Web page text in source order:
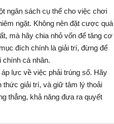
ngân sách cụ thể cho việc chơi
ngặt. Không nên đặt cược quá
mà hãy chia nhỏ vốn để tăng cơ
đích chính là giải trí, đừng để
cá nhân.
lực về việc phải trúng số. Hãy
giải trí, và giữ tâm lý thoải
thẳng, khả năng đưa ra quyết